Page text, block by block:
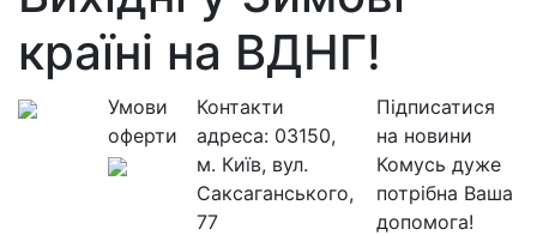
країні на ВДНГ!
Умови
оферти
Контакти
адреса: 03150,
м. Київ, вул.
Саксаганського,
77
Підписатися
на новини
Комусь дуже
потрібна Ваша
допомога!